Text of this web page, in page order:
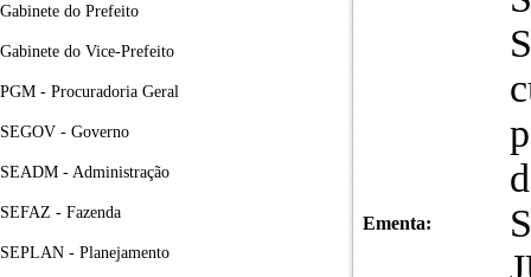
Gabinete do Prefeito
Gabinete do Vice-Prefeito
PGM - Procuradoria Geral
SEGOV - Governo
SEADM - Administração
SEFAZ - Fazenda
SEPLAN - Planejamento
Ementa: